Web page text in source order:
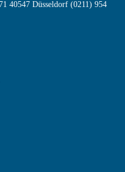
40547 Düsseldorf (0211) 954